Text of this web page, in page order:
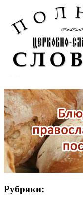
Рубрики: